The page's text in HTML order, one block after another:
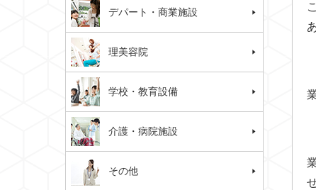
デパート・商業施設
理美容院
学校・教育設備
介護・病院施設
その他